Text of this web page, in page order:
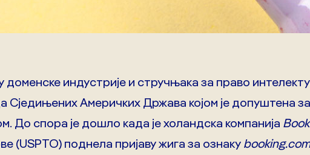
индустрије и стручњака за право
Сједињених Америчких Држава којом је допуштена
До спора је дошло када је холандска компанија
(USPTO) поднела пријаву жига за ознаку booking.com